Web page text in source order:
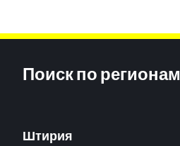
Поиск по регионам
Штирия